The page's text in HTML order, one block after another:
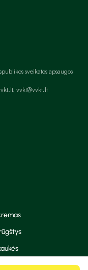
sveikatos apsaugos
vvkt@vvkt.lt
aliejai